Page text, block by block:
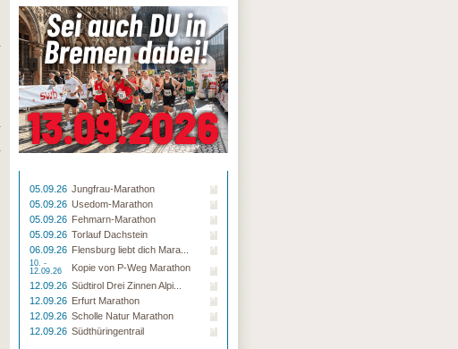
05.09.26 Jungfrau-Marathon
05.09.26 Usedom-Marathon
05.09.26 Fehmarn-Marathon
05.09.26 Torlauf Dachstein
06.09.26 Flensburg liebt dich Mara...
10. -
12.09.26
Kopie von P-Weg Marathon
12.09.26 Südtirol Drei Zinnen Alpi...
12.09.26 Erfurt Marathon
12.09.26 Scholle Natur Marathon
12.09.26 Südthüringentrail